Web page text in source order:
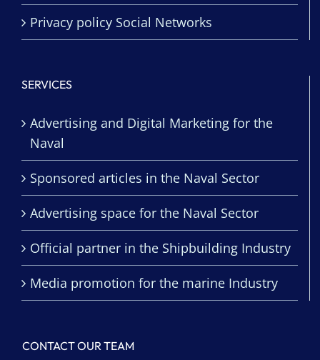
Privacy policy Social Networks
SERVICES
Advertising and Digital Marketing for the
Naval
Sponsored articles in the Naval Sector
Advertising space for the Naval Sector
Official partner in the Shipbuilding Industry
Media promotion for the marine Industry
CONTACT OUR TEAM